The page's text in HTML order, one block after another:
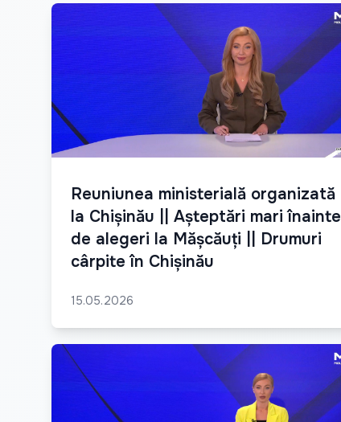
Reuniunea ministerială organizată
la Chișinău || Așteptări mari înainte
de alegeri la Mășcăuți || Drumuri
cârpite în Chișinău
15.05.2026